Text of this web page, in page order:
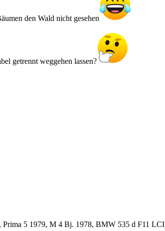
den Wald nicht gesehen
getrennt weggehen lassen?
5 1979, M 4 Bj. 1978, BMW 535 d F11 LCI